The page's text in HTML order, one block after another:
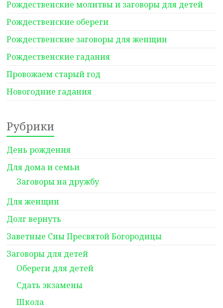
Рождественские молитвы и заговоры для детей
Рождественские обереги
Рождественские заговоры для женщин
Рождественские гадания
Провожаем старый год
Новогодние гадания
Рубрики
День рождения
Для дома и семьи
Заговоры на дружбу
Для женщин
Долг вернуть
Заветные Сны Пресвятой Богородицы
Заговоры для детей
Обереги для детей
Сдать экзамены
Школа